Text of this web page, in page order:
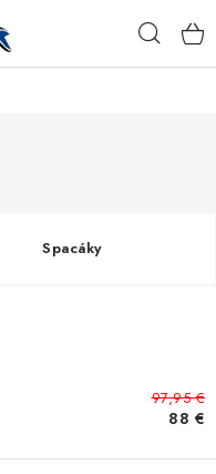
Spacáky
97,95 €
88 €